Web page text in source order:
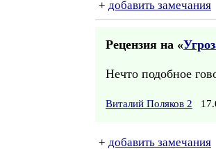
+ добавить замечания
Рецензия на «
Нечто подобное
Виталий Поляков 2
+ добавить замечания